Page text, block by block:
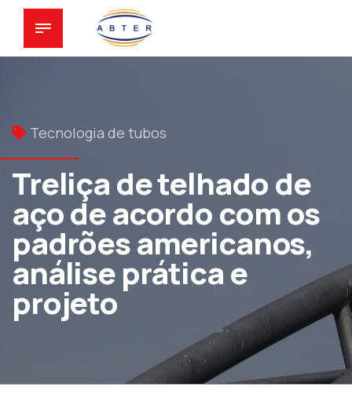
Tecnologia de tubos
Treliça de telhado de
aço de acordo com os
padrões americanos,
análise prática e
projeto